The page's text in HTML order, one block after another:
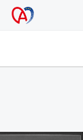
Alsace - Colmar